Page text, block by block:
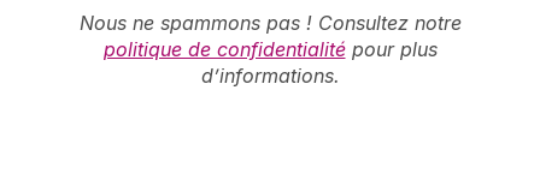
Nous ne spammons pas ! Consultez notre
politique de confidentialitépour plus
d’informations.